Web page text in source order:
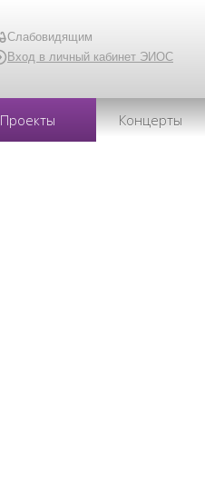
Слабовидящим
Вход в личный кабинет ЭИОС
Проекты Концерты